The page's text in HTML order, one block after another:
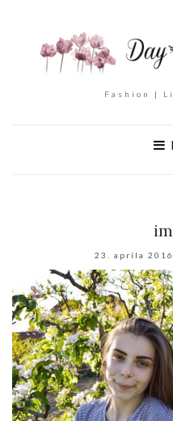
Fashion |
23. apríla 2016